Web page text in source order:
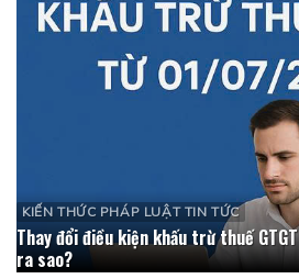
KIẾN THỨC PHÁP LUẬT TIN TỨC
Thay đổi điều kiện khấu trừ thuế
ra sao?